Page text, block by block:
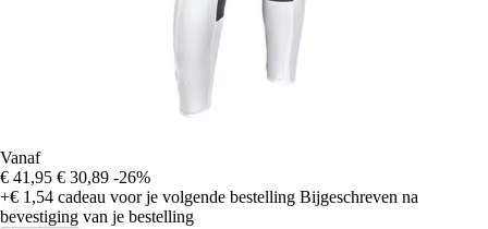
Vanaf
€ 41,95 € 30,89 -26%
+€ 1,54 cadeau voor je volgende bestelling Bijgeschreven na
bevestiging van je bestelling